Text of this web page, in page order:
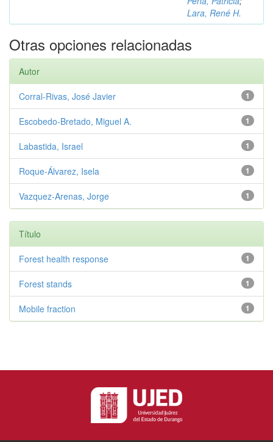
Lara, René H.
Otras opciones relacionadas
Autor
1
Corral-Rivas, José Javier
1
Escobedo-Bretado, Miguel A.
1
Labastida, Israel
1
Roque-Álvarez, Isela
1
Vazquez-Arenas, Jorge
Título
1
Forest health response
1
Forest stands
1
Mobile fraction